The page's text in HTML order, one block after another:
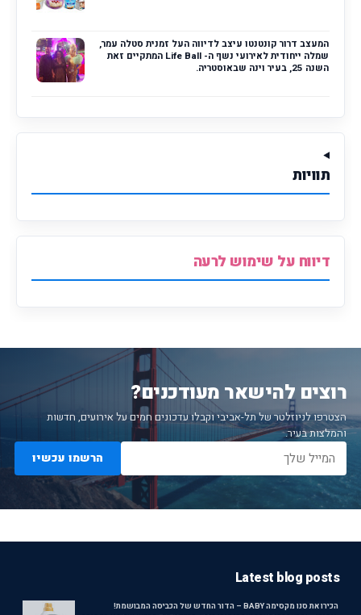
המעצב דרור קונטנטו עיצב לדיווה העל זמנית סטלה עמר,
שמלה ייחודית לאירועי נשף ה- Life Ball המתקיים זאת
השנה 25, בעיר וינה שבאוסטריה.
תוויות
דיווח על שימוש לרעה
רוצים להישאר מעודכנים?
הצטרפו לניוזלטר של תל-אביבי וקבלו עדכונים חמים על אירועים, חדשות
והמלצות בעיר.
הרשמו עכשיו
Latest blog posts
הכירו את סנו מקסימה BABY – הדור החדש של הכביסה המבושמת!